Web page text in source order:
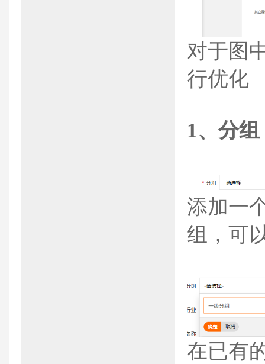
对于图
行优化
1、 分组
添加一
组，可
在已有